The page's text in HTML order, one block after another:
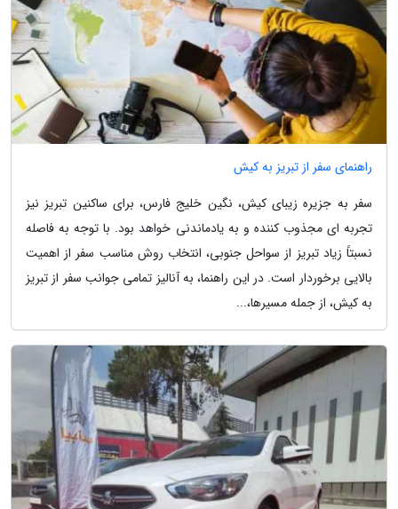
راهنمای سفر از تبریز به کیش
سفر به جزیره زیبای کیش، نگین خلیج فارس، برای ساکنین تبریز نیز
تجربه ای مجذوب کننده و به یادماندنی خواهد بود. با توجه به فاصله
نسبتاً زیاد تبریز از سواحل جنوبی، انتخاب روش مناسب سفر از اهمیت
بالایی برخوردار است. در این راهنما، به آنالیز تمامی جوانب سفر از تبریز
به کیش، از جمله مسیرها،...